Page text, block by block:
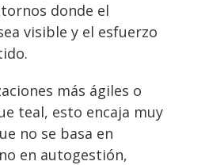
donde el
visible y el esfuerzo
más ágiles o
teal, esto encaja muy
no se basa en
en autogestión,